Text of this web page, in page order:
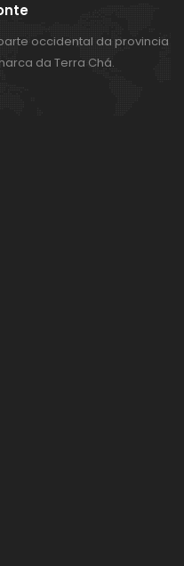
occidental da provincia
da Terra Chá.